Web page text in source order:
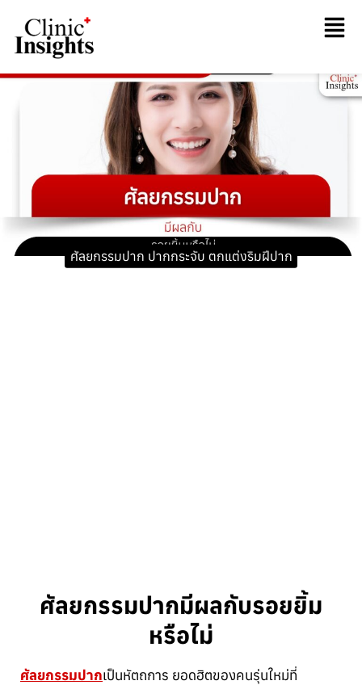
ศัลยกรรมปาก ปากกระจับ ตกแต่งริมฝีปาก
ศัลยกรรมปากมีผลกับรอยยิ้ม
หรือไม่
ศัลยกรรมปากเป็นหัตถการ ยอดฮิตของคนรุ่นใหม่ที่